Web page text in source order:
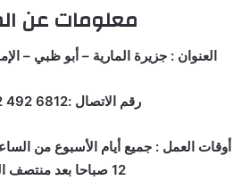
معلومات عن
العنوان : جزيرة المارية – أبو ظبي –
رقم الاتصال :‏‪+971 2 492 6812‬‏‬
12 صباحا بعد منتصف الليل.